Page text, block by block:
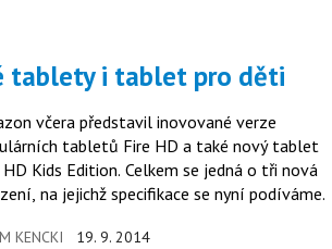
tablety i tablet pro děti
včera představil inovované verze
tabletů Fire HD a také nový tablet
HD Kids Edition. Celkem se jedná o tři nová
na jejichž specifikace se nyní podíváme.
KENCKI 19. 9. 2014